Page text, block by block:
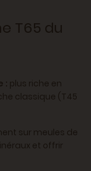
T65 du
: plus riche en
classique (T45
sur meules de
et offrir